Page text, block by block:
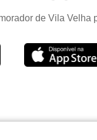
de Vila Velha